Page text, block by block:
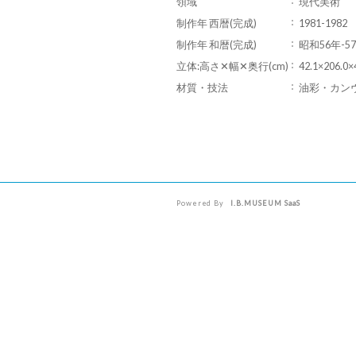
制作年 西暦(完成)
1981-1982
制作年 和暦(完成)
昭和56年-
立体:高さ✕幅✕奥行(cm)
材質・技法
油彩・カン
Powered By I.B.MUSEUM SaaS